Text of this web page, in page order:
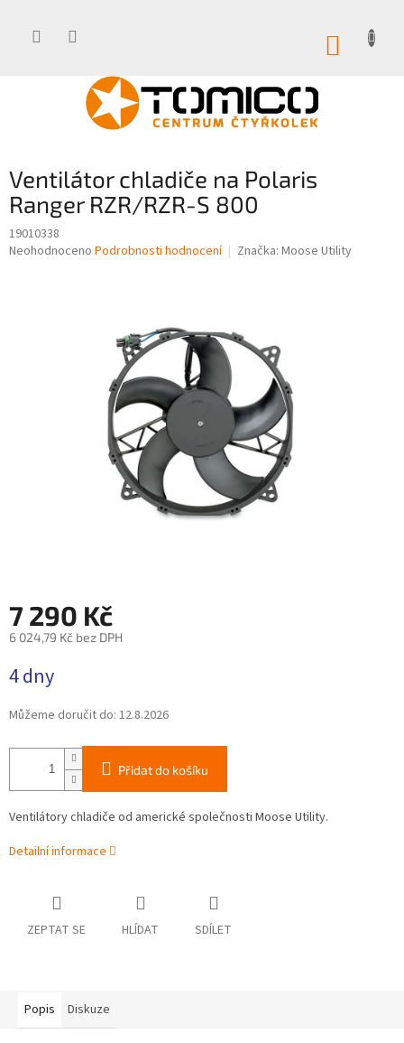
Ventilátor chladiče na Polaris
Ranger RZR/RZR-S 800
19010338
Průměrné
Neohodnoceno Podrobnosti hodnocení Značka: Moose Utility
7 290 Kč
6 024,79 Kč bez DPH
cena:
4 dny
Můžeme doručit do: 12.8.2026
Přidat do košíku
Ventilátory chladiče od americké společnosti Moose Utility.
Detailní informace
ZEPTAT SE HLÍDAT SDÍLET
Popis Diskuze